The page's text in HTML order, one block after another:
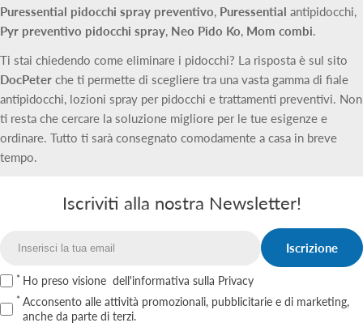
Puressential pidocchi spray preventivo, Puressential antipidocchi,
Pyr preventivo pidocchi spray, Neo Pido Ko, Mom combi.
Ti stai chiedendo come eliminare i pidocchi? La risposta è sul sito
DocPeter che ti permette di scegliere tra una vasta gamma di fiale
antipidocchi, lozioni spray per pidocchi e trattamenti preventivi. Non
ti resta che cercare la soluzione migliore per le tue esigenze e
ordinare. Tutto ti sarà consegnato comodamente a casa in breve
tempo.
Iscriviti alla nostra Newsletter!
Iscrizione
Ho preso visione dell'informativa sulla Privacy
Acconsento alle attività promozionali, pubblicitarie e di marketing,
anche da parte di terzi.